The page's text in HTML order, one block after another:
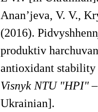
Anan’jeva, V. V.,
(2016).
produktiv
antioxidant stability
Visnyk NTU "HPI"
Ukrainian].